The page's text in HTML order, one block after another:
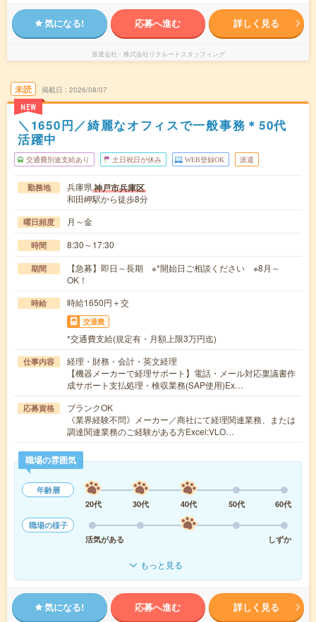
気になる! 応募へ進む 詳しく見る
派遣会社 株式会社リクルートスタッフィング
未読
NEW
掲載日 2026/08/07
＼1650円／綺麗なオフィスで一般事務＊50代
活躍中
交通費別途支給あり 土日祝日が休み WEB登録OK 派遣
勤務地 兵庫県神戸市兵庫区
和田岬駅から徒歩8分
曜日頻度 月～金
時間 8:30～17:30
期間
【急募】即日～長期 ※*開始日ご相談ください ※8月～
OK！
時給 時給1650円＋交
交通費
*交通費支給(規定有・月額上限3万円迄)
仕事内容
経理・財務・会計・英文経理
【機器メーカーで経理サポート】電話・メール対応稟議書作
成サポート支払処理・検収業務(SAP使用)Ex…
応募資格
ブランクOK
《業界経験不問》メーカー／商社にて経理関連業務、または
調達関連業務のご経験がある方Excel:VLO…
職場の雰囲気
年齢層
20代
30代 40代 50代
60代
職場の様子
活気がある
しずか
もっと見る
気になる! 応募へ進む 詳しく見る